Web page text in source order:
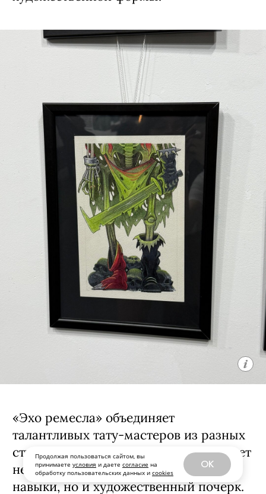
Продолжая пользоваться сайтом, вы
принимаете условия и даете согласие на
обработку пользовательских данных и cookies
OK
Работы, созданные специально для
выставки, не являются татуировками,
но сохраняют их энергию и эстетику,
что позволяет расширить границы